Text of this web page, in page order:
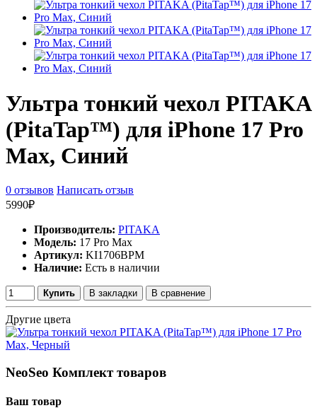
Ультра тонкий чехол PITAKA
(PitaTap™) для iPhone 17 Pro
Max, Синий
0 отзывов Написать отзыв
5990₽
Производитель: PITAKA
Модель: 17 Pro Max
Артикул: KI1706BPM
Наличие: Есть в наличии
Купить В закладки В сравнение
Другие цвета
NeoSeo Комплект товаров
Ваш товар